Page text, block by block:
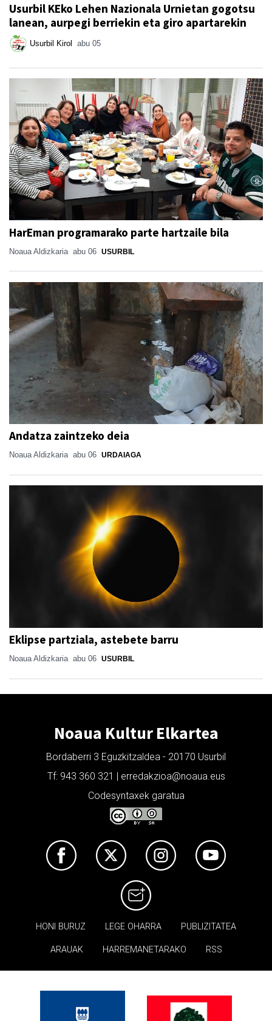
Usurbil KEko Lehen Nazionala Urnietan gogotsu
lanean, aurpegi berriekin eta giro apartarekin
Usurbil Kirol abu 05
HarEman programarako parte hartzaile bila
Noaua Aldizkaria abu 06 USURBIL
Andatza zaintzeko deia
Noaua Aldizkaria abu 06 URDAIAGA
Eklipse partziala, astebete barru
Noaua Aldizkaria abu 06 USURBIL
Noaua Kultur Elkartea
Bordaberri 3 Eguzkitzaldea - 20170 Usurbil
Tf: 943 360 321 | erredakzioa@noaua.eus
Codesyntaxek garatua
HONI BURUZ LEGE OHARRA PUBLIZITATEA
ARAUAK HARREMANETARAKO RSS